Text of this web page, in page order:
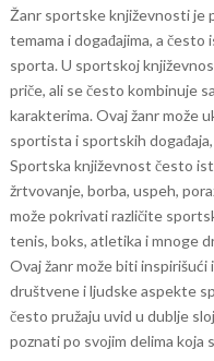
Žanr sportske književnosti je
temama i događajima, a
sporta. U sportskoj
priče, ali se često kombinuje
karakterima. Ovaj žanr može
sportista i sportskih
Sportska književnost često
žrtvovanje, borba, uspeh,
može pokrivati različite
tenis, boks, atletika i mnoge
Ovaj žanr može biti
društvene i ljudske aspekte
često pružaju uvid u dublje
poznati po svojim delima koja